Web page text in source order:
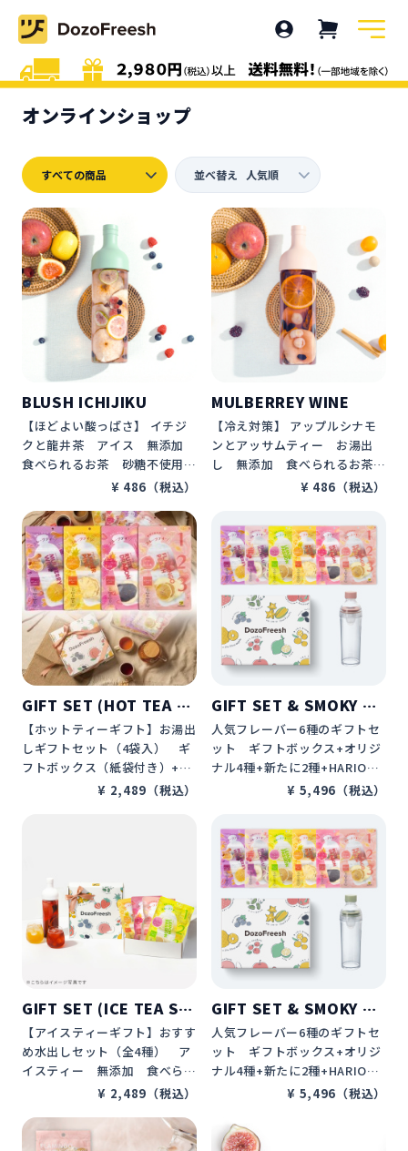
オンラインショップ
BLUSH ICHIJIKU
【ほどよい酸っぱさ】 イチジ
クと龍井茶　アイス　無添加
食べられるお茶　砂糖不使用
カロリーゼロ　カフェインレ
給　プレゼント　ギフト　贈り
物　DozoFreeshフルーツティ
ー
¥ 486（税込）
MULBERREY WINE
【冷え対策】 アップルシナモ
ンとアッサムティー　お湯出
し　無添加　食べられるお茶
砂糖不使用　カロリーゼロ　カ
ゼント　ギフト　贈り物　Doz
oFreeshフルーツティー
¥ 486（税込）
GIFT SET (HOT TEA SE
T OF 4BAGS)
【ホットティーギフト】お湯出
しギフトセット（4袋入）　ギ
フトボックス（紙袋付き）+お
湯出しセット4種　ホットティ
分補給　プレゼント　ギフト
贈り物　DozoFreeshフルーツ
ティー
¥ 2,489（税込）
GIFT SET & SMOKY PI
NK BOTTLE
人気フレーバー6種のギフトセ
ット　ギフトボックス+オリジ
ナル4種+新たに2種+HARIOフ
ィルターインボトル スモーキ
食べられるお茶　砂糖不使用
カロリーゼロ　カフェインレ
ス　ノンカフェイン　水分補
給　プレゼント　ギフト　贈り
物
¥ 5,496（税込）
GIFT SET (ICE TEA SE
T OF 4BAGS)
【アイスティーギフト】おすす
め水出しセット（全4種）　ア
イスティー　無添加　食べられ
るお茶　砂糖不使用　カロリー
フェイン　ティーバッグ　水分
補給　プレゼント　ギフト　贈
¥ 2,489（税込）
GIFT SET & SMOKY GR
EEN BOTTLE
人気フレーバー6種のギフトセ
ット　ギフトボックス+オリジ
ナル4種+新たに2種+HARIOフ
ィルターインボトル スモーキ
加　食べられるお茶　砂糖不使
用　カロリーゼロ　カフェイン
¥ 5,496（税込）